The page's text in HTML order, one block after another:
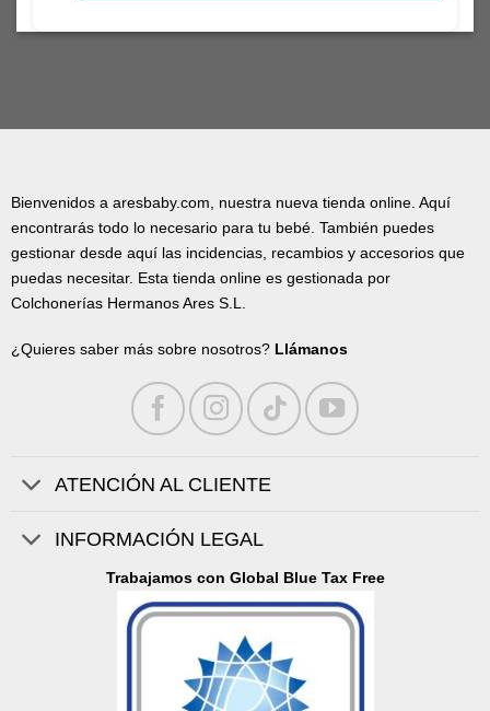
Bienvenidos a aresbaby.com, nuestra nueva tienda online. Aquí
encontrarás todo lo necesario para tu bebé. También puedes
gestionar desde aquí las incidencias, recambios y accesorios que
puedas necesitar. Esta tienda online es gestionada por
Colchonerías Hermanos Ares S.L.
¿Quieres saber más sobre nosotros? Llámanos
ATENCIÓN AL CLIENTE
INFORMACIÓN LEGAL
Trabajamos con Global Blue Tax Free